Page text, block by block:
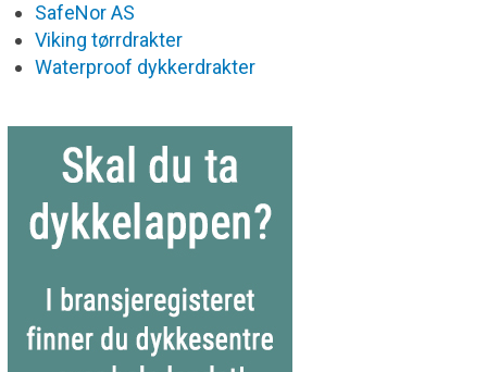
SafeNor AS
Viking tørrdrakter
Waterproof dykkerdrakter